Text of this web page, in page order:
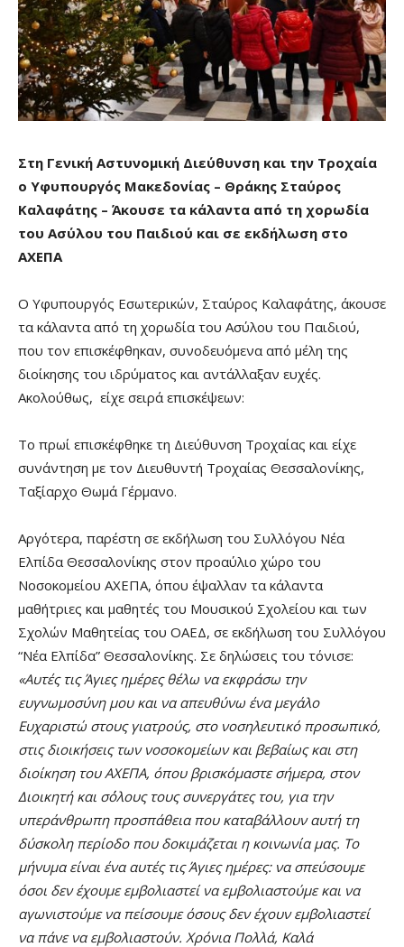
Στη Γενική Αστυνομική Διεύθυνση και την Τροχαία
ο Υφυπουργός Μακεδονίας – Θράκης Σταύρος
Καλαφάτης – Άκουσε τα κάλαντα από τη χορωδία
του Ασύλου του Παιδιού και σε εκδήλωση στο
ΑΧΕΠΑ
Ο Υφυπουργός Εσωτερικών, Σταύρος Καλαφάτης, άκουσε
τα κάλαντα από τη χορωδία του Ασύλου του Παιδιού,
που τον επισκέφθηκαν, συνοδευόμενα από μέλη της
διοίκησης του ιδρύματος και αντάλλαξαν ευχές.
Ακολούθως, είχε σειρά επισκέψεων:
Το πρωί επισκέφθηκε τη Διεύθυνση Τροχαίας και είχε
συνάντηση με τον Διευθυντή Τροχαίας Θεσσαλονίκης,
Ταξίαρχο Θωμά Γέρμανο.
Αργότερα, παρέστη σε εκδήλωση του Συλλόγου Νέα
Ελπίδα Θεσσαλονίκης στον προαύλιο χώρο του
Νοσοκομείου ΑΧΕΠΑ, όπου έψαλλαν τα κάλαντα
μαθήτριες και μαθητές του Μουσικού Σχολείου και των
Σχολών Μαθητείας του ΟΑΕΔ, σε εκδήλωση του Συλλόγου
“Νέα Ελπίδα” Θεσσαλονίκης. Σε δηλώσεις του τόνισε:
«Αυτές τις Άγιες ημέρες θέλω να εκφράσω την
ευγνωμοσύνη μου και να απευθύνω ένα μεγάλο
Ευχαριστώ στους γιατρούς, στο νοσηλευτικό προσωπικό,
στις διοικήσεις των νοσοκομείων και βεβαίως και στη
διοίκηση του ΑΧΕΠΑ, όπου βρισκόμαστε σήμερα, στον
Διοικητή και σ΄όλους τους συνεργάτες του, για την
υπεράνθρωπη προσπάθεια που καταβάλλουν αυτή τη
δύσκολη περίοδο που δοκιμάζεται η κοινωνία μας. Το
μήνυμα είναι ένα αυτές τις Άγιες ημέρες: να σπεύσουμε
όσοι δεν έχουμε εμβολιαστεί να εμβολιαστούμε και να
αγωνιστούμε να πείσουμε όσους δεν έχουν εμβολιαστεί
να πάνε να εμβολιαστούν. Χρόνια Πολλά, Καλά